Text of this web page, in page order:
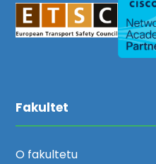
Fakultet
O fakultetu